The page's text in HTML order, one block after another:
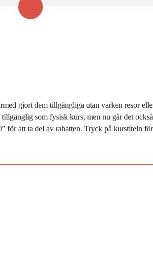
gjort dem tillgängliga utan varken resor
som fysisk kurs, men nu går det
för att ta del av rabatten. Tryck på kurstiteln